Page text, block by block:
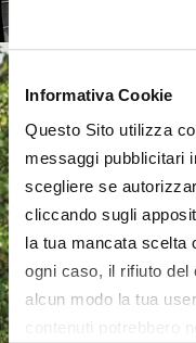
Informativa Cookie
Questo Sito utilizza
messaggi pubblicitari
scegliere se
cliccando sugli
la tua mancata scelta
ogni caso, il rifiuto del
alcun modo la tua
contenuti potrebbero